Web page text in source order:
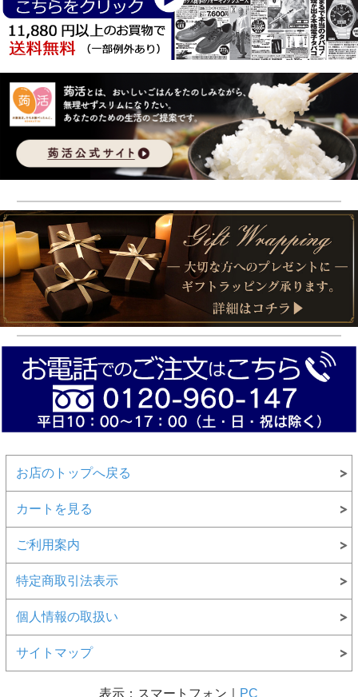
お店のトップへ戻る
カートを見る
ご利用案内
特定商取引法表示
個人情報の取扱い
サイトマップ
表示：スマートフォン｜ PC